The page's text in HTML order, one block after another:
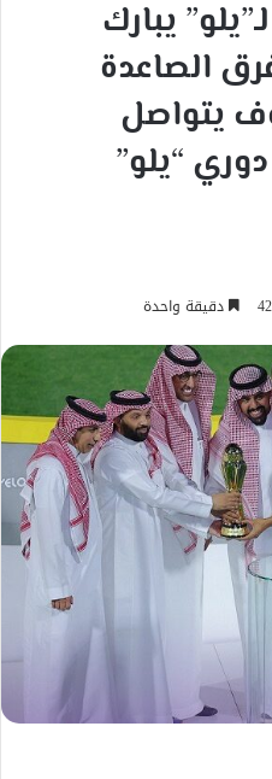
يبارك
الصاعدة
يتواصل
“يلو”
دقيقة واحدة